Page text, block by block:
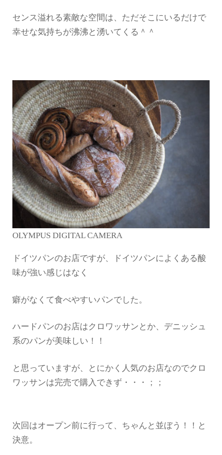
センス溢れる素敵な空間は、ただそこにいるだけで
幸せな気持ちが沸沸と湧いてくる＾＾
OLYMPUS DIGITAL CAMERA
ドイツパンのお店ですが、ドイツパンによくある酸
味が強い感じはなく
癖がなくて食べやすいパンでした。
ハードパンのお店はクロワッサンとか、デニッシュ
系のパンが美味しい！！
と思っていますが、とにかく人気のお店なのでクロ
ワッサンは完売で購入できず・・・；；
次回はオープン前に行って、ちゃんと並ぼう！！と
決意。